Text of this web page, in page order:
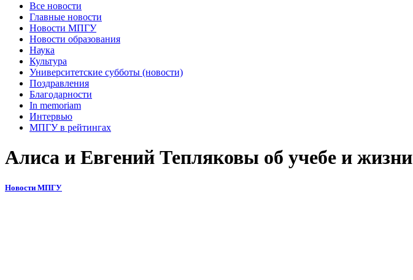
Все новости
Главные новости
Новости МПГУ
Новости образования
Наука
Культура
Университетские субботы (новости)
Поздравления
Благодарности
In memoriam
Интервью
МПГУ в рейтингах
Алиса и Евгений Тепляковы об учебе и жизни
Новости МПГУ